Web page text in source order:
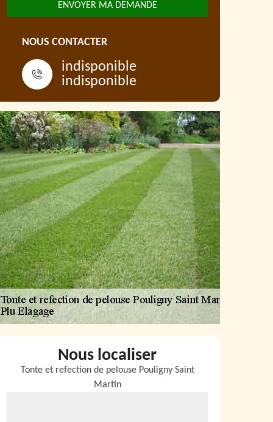
NOUS CONTACTER
indisponible
indisponible
Nous localiser
Tonte et refection de pelouse Pouligny Saint
Martin